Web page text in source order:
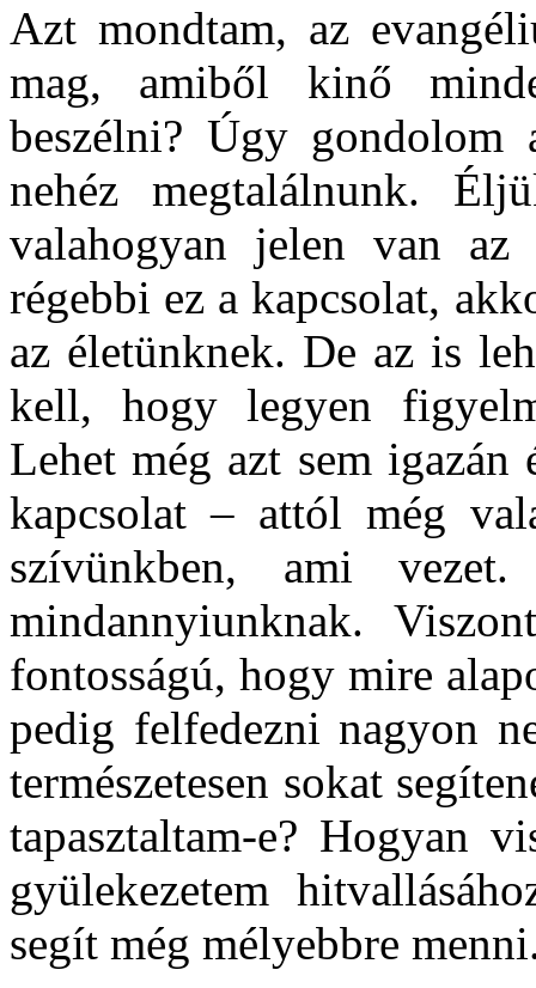
Azt mondtam, az
mag, amiből kinő
beszélni? Úgy gondolom
nehéz megtalálnunk.
valahogyan jelen van az
régebbi ez a kapcsolat,
az életünknek. De az is
kell, hogy legyen
Lehet még azt sem
kapcsolat – attól még
szívünkben, ami
mindannyiunknak.
fontosságú, hogy mire
pedig felfedezni nagyon
természetesen sokat
tapasztaltam-e? Hogyan
gyülekezetem
segít még mélyebbre